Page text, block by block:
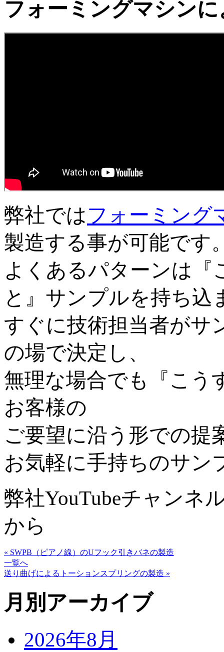
フォーミングマシン
弊社では フォーミング
製造する事が可能です
よくあるパターンは『
と』サンプルを持ち込
すぐに技術担当者がサ
の場で決定し、
無理な場合でも『こう
お客様の
ご要望に沿う形での提
お気軽に手持ちのサン
弊社YouTubeチャンネ
から
« SWPB（ピアノ線）のUフック引きバネの製造
一覧へ
送り曲げによるトーションスプリングの製造 »
月別アーカイブ
2026年8月